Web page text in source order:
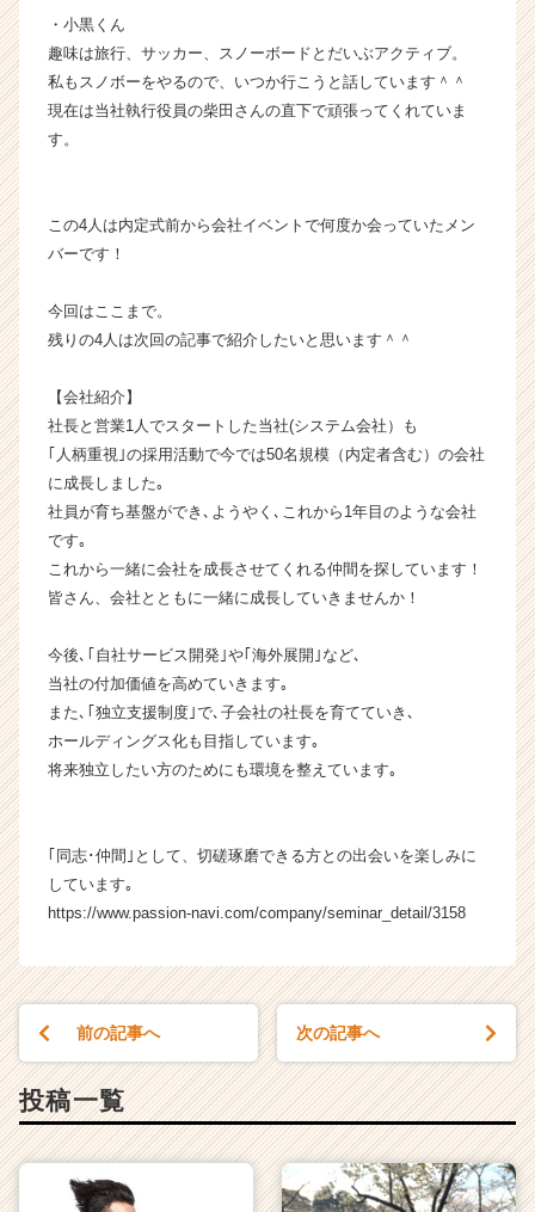
ト
チ
キ
（C
C
e
e
・小黒くん
趣味は旅行、サッカー、スノーボードとだいぶアクティブ。
私もスノボーをやるので、いつか行こうと話しています＾＾
現在は当社執行役員の柴田さんの直下で頑張ってくれていま
す。
この4人は内定式前から会社イベントで何度か会っていたメン
バーです！
今回はここまで。
残りの4人は次回の記事で紹介したいと思います＾＾
【会社紹介】
社長と営業1人でスタートした当社(システム会社）も
｢人柄重視｣の採用活動で今では50名規模（内定者含む）の会社
に成長しました｡
社員が育ち基盤ができ､ようやく､これから1年目のような会社
です｡
これから一緒に会社を成長させてくれる仲間を探しています！
皆さん、会社とともに一緒に成長していきませんか！
今後､｢自社サービス開発｣や｢海外展開｣など､
当社の付加価値を高めていきます｡
また､｢独立支援制度｣で､子会社の社長を育てていき､
ホールディングス化も目指しています｡
将来独立したい方のためにも環境を整えています｡
｢同志･仲間｣として、切磋琢磨できる方との出会いを楽しみに
しています｡
https://www.passion-navi.com/company/seminar_detail/3158
前の記事へ 次の記事へ
投稿一覧